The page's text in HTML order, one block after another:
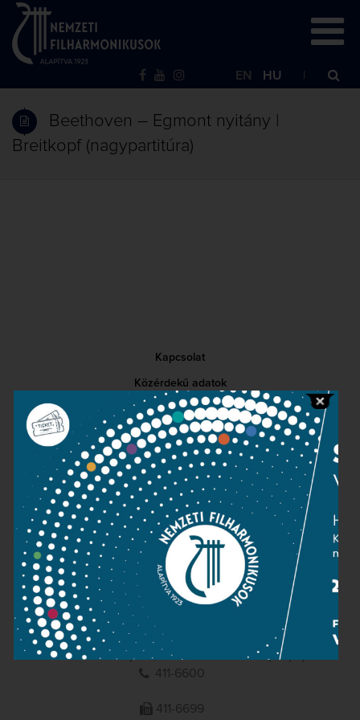
EN HU
Beethoven – Egmont nyitány |
Breitkopf (nagypartitúra)
Kapcsolat
Közérdekű adatok
Sajtószoba
Adatvédelem
Impresszum
NEMZETI
FILHARMONIKUSOK
1095 Budapest, Komor Marcell u. 1. (Müpa)
411-6600
411-6699